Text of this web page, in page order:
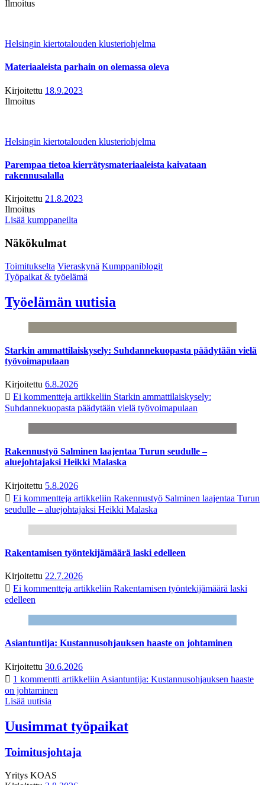
Ilmoitus
Helsingin kiertotalouden klusteriohjelma
Materiaaleista parhain on olemassa oleva
Kirjoitettu 18.9.2023
Ilmoitus
Helsingin kiertotalouden klusteriohjelma
Parempaa tietoa kierrätysmateriaaleista kaivataan
rakennusalalla
Kirjoitettu 21.8.2023
Ilmoitus
Lisää kumppaneilta
Näkökulmat
Toimitukselta Vieraskynä Kumppaniblogit
Työpaikat & työelämä
Työelämän uutisia
Starkin ammattilaiskysely: Suhdannekuopasta päädytään vielä
työvoimapulaan
Kirjoitettu 6.8.2026
Ei kommentteja artikkeliin Starkin ammattilaiskysely:
Suhdannekuopasta päädytään vielä työvoimapulaan
Rakennustyö Salminen laajentaa Turun seudulle –
aluejohtajaksi Heikki Malaska
Kirjoitettu 5.8.2026
Ei kommentteja artikkeliin Rakennustyö Salminen laajentaa Turun
seudulle – aluejohtajaksi Heikki Malaska
Rakentamisen työntekijämäärä laski edelleen
Kirjoitettu 22.7.2026
Ei kommentteja artikkeliin Rakentamisen työntekijämäärä laski
edelleen
Asiantuntija: Kustannusohjauksen haaste on johtaminen
Kirjoitettu 30.6.2026
1 kommentti artikkeliin Asiantuntija: Kustannusohjauksen haaste
on johtaminen
Lisää uutisia
Uusimmat työpaikat
Toimitusjohtaja
Yritys KOAS